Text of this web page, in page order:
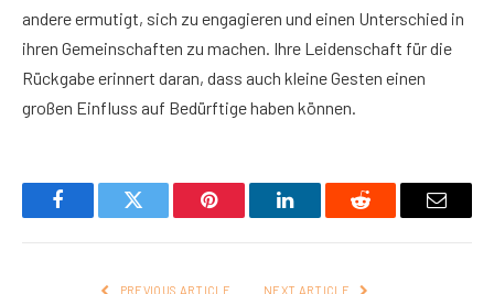
andere ermutigt, sich zu engagieren und einen Unterschied in
ihren Gemeinschaften zu machen. Ihre Leidenschaft für die
Rückgabe erinnert daran, dass auch kleine Gesten einen
großen Einfluss auf Bedürftige haben können.
FacebookTwitter Pinterest LinkedInReddit Email
PREVIOUS ARTICLE NEXT ARTICLE